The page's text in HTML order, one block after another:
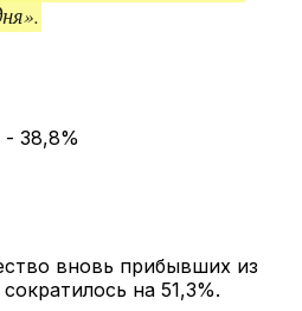
- 38,8%
вновь прибывших из
на 51,3%.